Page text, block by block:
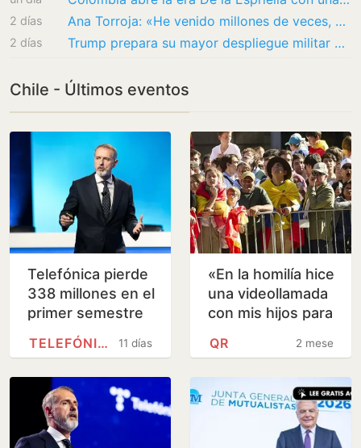
2 días Ana Torroja: «He venido millones de veces, Granada es una ciudad que atrapa»
2 días Trump prepara su mayor despliegue militar en toda Latinoamérica
Chile - Últimos eventos
Telefónica pierde
338 millones en el
primer semestre
pero mejora sus
previsiones para
11 días
TELEFÓNICA
«En la homilía hice
una videollamada
con mis hijos para
reconcilien, y2 meses
QR